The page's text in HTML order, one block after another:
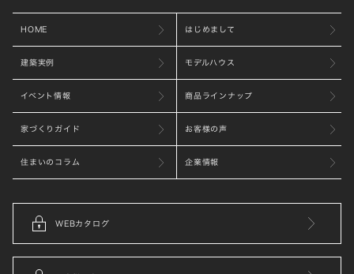
HOME はじめまして
建築実例 モデルハウス
イベント情報 商品ラインナップ
家づくりガイド お客様の声
住まいのコラム 企業情報
WEBカタログ